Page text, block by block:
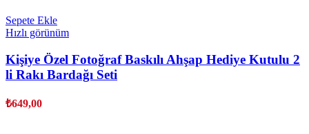
Sepete Ekle
Hızlı görünüm
Kişiye Özel Fotoğraf Baskılı Ahşap Hediye Kutulu 2
li Rakı Bardağı Seti
₺649,00